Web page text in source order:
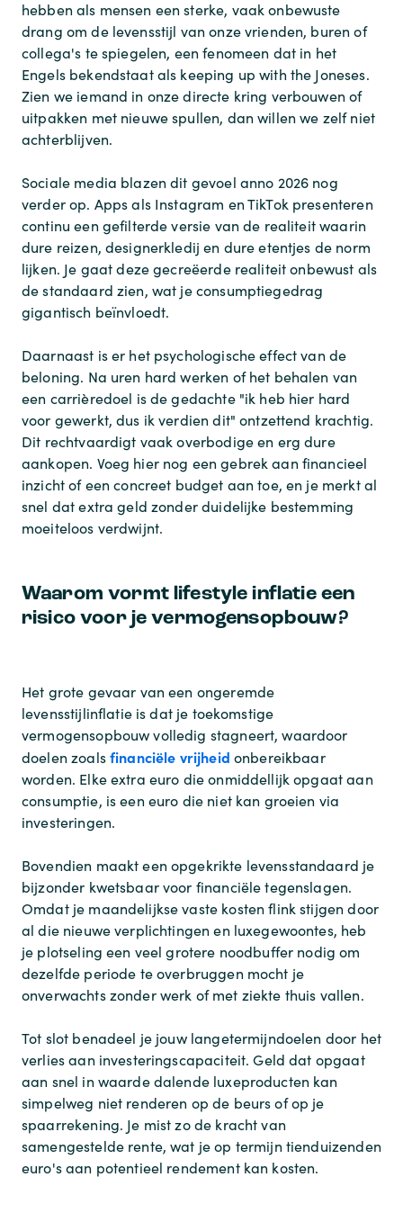
hebben als mensen een sterke, vaak onbewuste
drang om de levensstijl van onze vrienden, buren of
collega's te spiegelen, een fenomeen dat in het
Engels bekendstaat als keeping up with the Joneses.
Zien we iemand in onze directe kring verbouwen of
uitpakken met nieuwe spullen, dan willen we zelf niet
achterblijven.
Sociale media blazen dit gevoel anno 2026 nog
verder op. Apps als Instagram en TikTok presenteren
continu een gefilterde versie van de realiteit waarin
dure reizen, designerkledij en dure etentjes de norm
lijken. Je gaat deze gecreëerde realiteit onbewust als
de standaard zien, wat je consumptiegedrag
gigantisch beïnvloedt.
Daarnaast is er het psychologische effect van de
beloning. Na uren hard werken of het behalen van
een carrièredoel is de gedachte "ik heb hier hard
voor gewerkt, dus ik verdien dit" ontzettend krachtig.
Dit rechtvaardigt vaak overbodige en erg dure
aankopen. Voeg hier nog een gebrek aan financieel
inzicht of een concreet budget aan toe, en je merkt al
snel dat extra geld zonder duidelijke bestemming
moeiteloos verdwijnt.
Waarom vormt lifestyle inflatie een
risico voor je vermogensopbouw?
Het grote gevaar van een ongeremde
levensstijlinflatie is dat je toekomstige
vermogensopbouw volledig stagneert, waardoor
doelen zoalsfinanciële vrijheid onbereikbaar
worden. Elke extra euro die onmiddellijk opgaat aan
consumptie, is een euro die niet kan groeien via
investeringen.
Bovendien maakt een opgekrikte levensstandaard je
bijzonder kwetsbaar voor financiële tegenslagen.
Omdat je maandelijkse vaste kosten flink stijgen door
al die nieuwe verplichtingen en luxegewoontes, heb
je plotseling een veel grotere noodbuffer nodig om
dezelfde periode te overbruggen mocht je
onverwachts zonder werk of met ziekte thuis vallen.
Tot slot benadeel je jouw langetermijndoelen door het
verlies aan investeringscapaciteit. Geld dat opgaat
aan snel in waarde dalende luxeproducten kan
simpelweg niet renderen op de beurs of op je
spaarrekening. Je mist zo de kracht van
samengestelde rente, wat je op termijn tienduizenden
euro's aan potentieel rendement kan kosten.